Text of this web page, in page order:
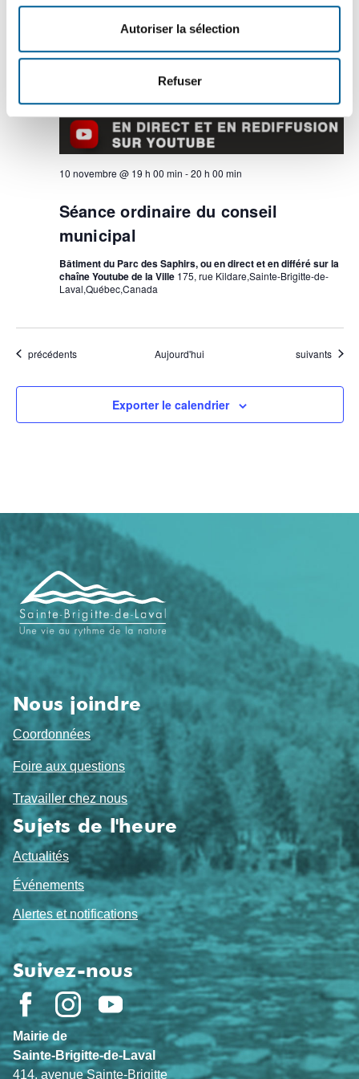
Autoriser la sélection
Refuser
MAR
Séance ordinaire du conseil
municipal
10 novembre @ 19 h 00 min -20 h 00 min
Bâtiment du Parc des Saphirs, ou en direct et en différé sur la
chaîne Youtube de la Ville 175, rue Kildare,Sainte-Brigitte-de-
Laval,Québec,Canada
Évènements
précédents Aujourd'hui Évènements
suivants
Exporter le calendrier
Navigation
de
pied
de
page
Nous joindre
Coordonnées
Foire aux questions
Travailler chez nous
Sujets de l'heure
Actualités
Événements
Alertes et notifications
Suivez-nous
Mairie de
Sainte-Brigitte-de-Laval
414, avenue Sainte-Brigitte